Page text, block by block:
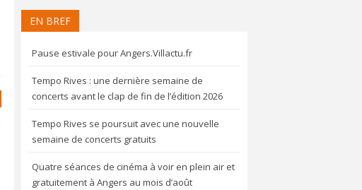
EN BREF
Pause estivale pour Angers.Villactu.fr
Tempo Rives : une dernière semaine de
concerts avant le clap de fin de l’édition 2026
Tempo Rives se poursuit avec une nouvelle
semaine de concerts gratuits
Quatre séances de cinéma à voir en plein air et
gratuitement à Angers au mois d’août